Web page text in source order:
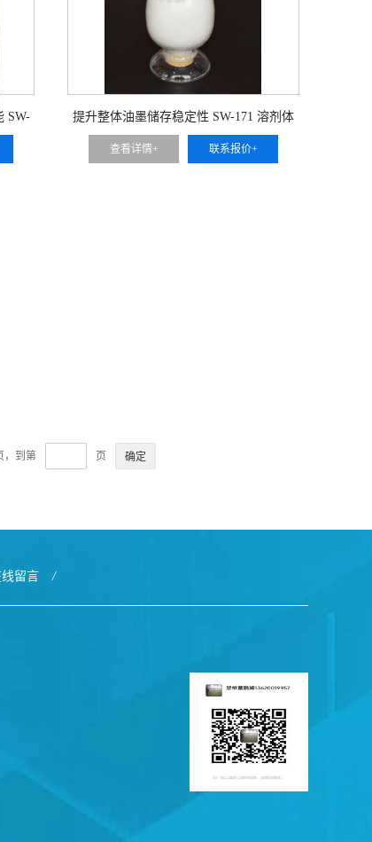
SW-
机
提升整体油墨储存稳定性 SW-171 溶剂体
系凹版分散剂 与溶剂型树脂高度相容 可用
查看详情+ 联系报价+
，到第 页
留言 /